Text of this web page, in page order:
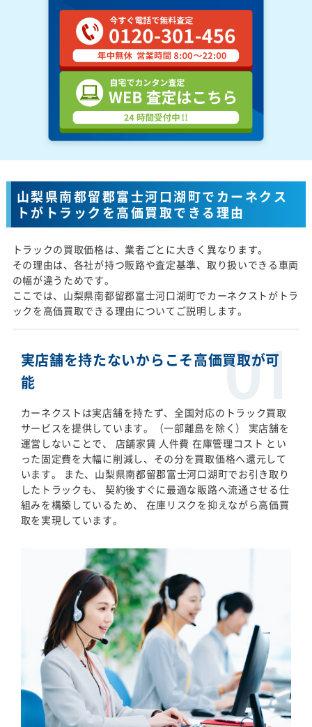
山梨県南都留郡富士河口湖町でカーネクス
トがトラックを高価買取できる理由
トラックの買取価格は、業者ごとに大きく異なります。
その理由は、各社が持つ販路や査定基準、取り扱いできる車両
の幅が違うためです。
ここでは、山梨県南都留郡富士河口湖町でカーネクストがトラ
ックを高価買取できる理由についてご説明します。
実店舗を持たないからこそ高価買取が可
能
カーネクストは実店舗を持たず、全国対応のトラック買取
サービスを提供しています。（一部離島を除く） 実店舗を
運営しないことで、 店舗家賃 人件費 在庫管理コスト とい
った固定費を大幅に削減し、その分を買取価格へ還元して
います。 また、山梨県南都留郡富士河口湖町でお引き取り
したトラックも、 契約後すぐに最適な販路へ流通させる仕
組みを構築しているため、 在庫リスクを抑えながら高価買
取を実現しています。